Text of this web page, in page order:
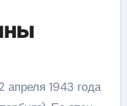
1943 года